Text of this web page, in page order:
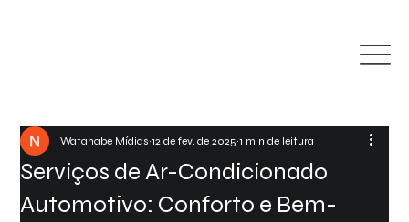
Serviços de Ar-Condicionado
Automotivo: Conforto e Bem-
Watanabe Mídias 12 de fev. de 2025 1 min de leitura